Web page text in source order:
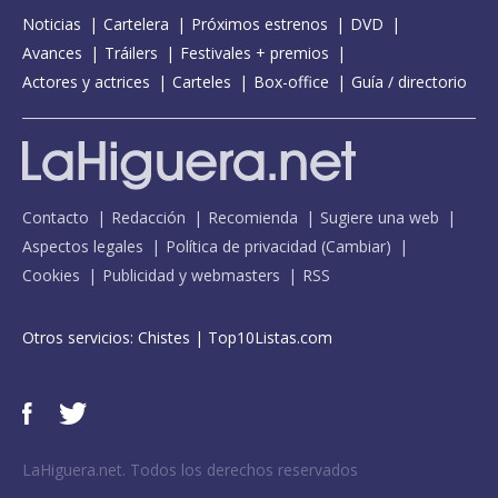
Noticias Cartelera Próximos estrenos
DVD
Avances
Tráilers
Festivales + premios
Actores y actrices
Carteles Box-office Guía / directorio
Contacto Redacción Recomienda
Sugiere una web
Aspectos legales
Política de privacidad (Cambiar)
Cookies
Publicidad y webmasters RSS
Otros servicios: Chistes | Top10Listas.com
LaHiguera.net. Todos los derechos reservados